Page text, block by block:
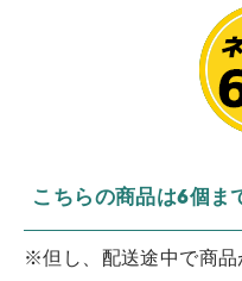
こちらの商品は6個ま
※但し、配送途中で商品